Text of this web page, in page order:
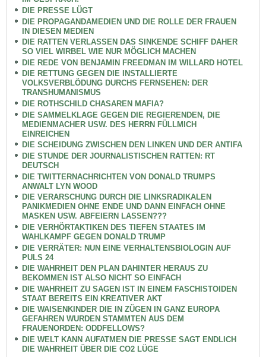
DIE PRESSE LÜGT
DIE PROPAGANDAMEDIEN UND DIE ROLLE DER FRAUEN
IN DIESEN MEDIEN
DIE RATTEN VERLASSEN DAS SINKENDE SCHIFF DAHER
SO VIEL WIRBEL WIE NUR MÖGLICH MACHEN
DIE REDE VON BENJAMIN FREEDMAN IM WILLARD HOTEL
DIE RETTUNG GEGEN DIE INSTALLIERTE
VOLKSVERBLÖDUNG DURCHS FERNSEHEN: DER
TRANSHUMANISMUS
DIE ROTHSCHILD CHASAREN MAFIA?
DIE SAMMELKLAGE GEGEN DIE REGIERENDEN, DIE
MEDIENMACHER USW. DES HERRN FÜLLMICH
EINREICHEN
DIE SCHEIDUNG ZWISCHEN DEN LINKEN UND DER ANTIFA
DIE STUNDE DER JOURNALISTISCHEN RATTEN: RT
DEUTSCH
DIE TWITTERNACHRICHTEN VON DONALD TRUMPS
ANWALT LYN WOOD
DIE VERARSCHUNG DURCH DIE LINKSRADIKALEN
PANIKMEDIEN OHNE ENDE UND DANN EINFACH OHNE
MASKEN USW. ABFEIERN LASSEN???
DIE VERHÖRTAKTIKEN DES TIEFEN STAATES IM
WAHLKAMPF GEGEN DONALD TRUMP
DIE VERRÄTER: NUN EINE VERHALTENSBIOLOGIN AUF
PULS 24
DIE WAHRHEIT DEN PLAN DAHINTER HERAUS ZU
BEKOMMEN IST ALSO NICHT SO EINFACH
DIE WAHRHEIT ZU SAGEN IST IN EINEM FASCHISTOIDEN
STAAT BEREITS EIN KREATIVER AKT
DIE WAISENKINDER DIE IN ZÜGEN IN GANZ EUROPA
GEFAHREN WURDEN STAMMTEN AUS DEM
FRAUENORDEN: ODDFELLOWS?
DIE WELT KANN AUFATMEN DIE PRESSE SAGT ENDLICH
DIE WAHRHEIT ÜBER DIE CO2 LÜGE